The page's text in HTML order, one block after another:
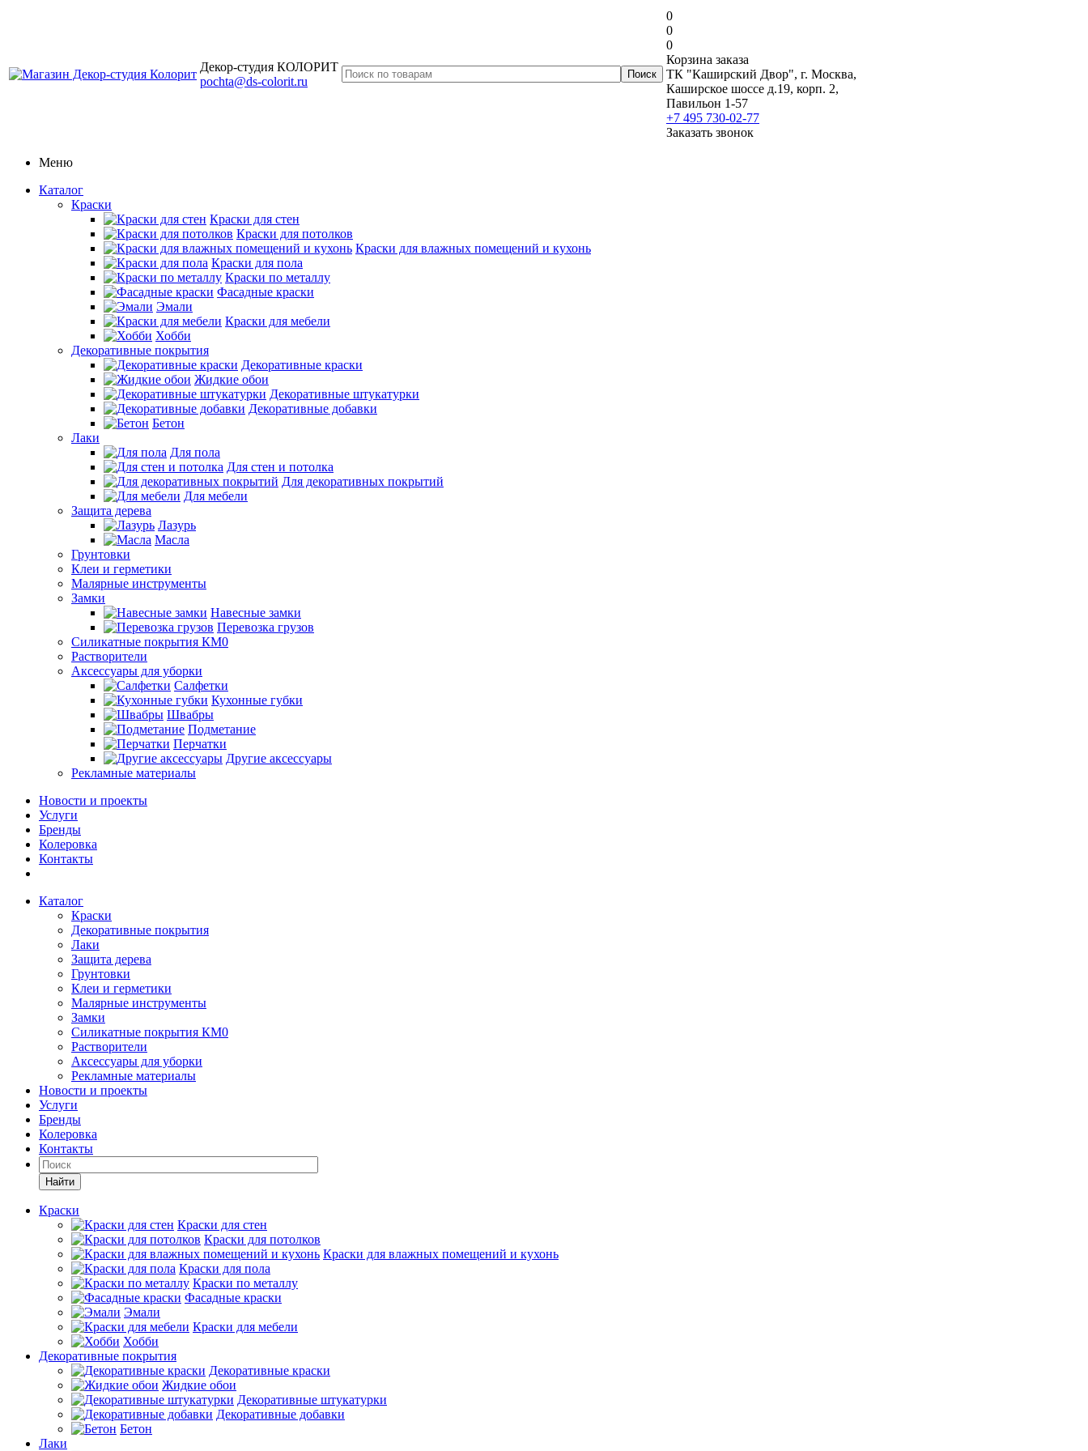
Декор-студия КОЛОРИТ
pochta@ds-colorit.ru
0
0
0
Корзина заказа
ТК "Каширский Двор", г. Москва,
Каширское шоссе д.19, корп. 2,
Павильон 1-57
+7 495 730-02-77
Заказать звонок
Меню
Каталог
Краски
Краски для стен
Краски для потолков
Краски для влажных помещений и кухонь
Краски для пола
Краски по металлу
Фасадные краски
Эмали
Краски для мебели
Хобби
Декоративные покрытия
Декоративные краски
Жидкие обои
Декоративные штукатурки
Декоративные добавки
Бетон
Лаки
Для пола
Для стен и потолка
Для декоративных покрытий
Для мебели
Защита дерева
Лазурь
Масла
Грунтовки
Клеи и герметики
Малярные инструменты
Замки
Навесные замки
Перевозка грузов
Силикатные покрытия КМ0
Растворители
Аксессуары для уборки
Салфетки
Кухонные губки
Швабры
Подметание
Перчатки
Другие аксессуары
Рекламные материалы
Новости и проекты
Услуги
Бренды
Колеровка
Контакты
Каталог
Краски
Декоративные покрытия
Лаки
Защита дерева
Грунтовки
Клеи и герметики
Малярные инструменты
Замки
Силикатные покрытия КМ0
Растворители
Аксессуары для уборки
Рекламные материалы
Новости и проекты
Услуги
Бренды
Колеровка
Контакты
Найти
Краски
Краски для стен
Краски для потолков
Краски для влажных помещений и кухонь
Краски для пола
Краски по металлу
Фасадные краски
Эмали
Краски для мебели
Хобби
Декоративные покрытия
Декоративные краски
Жидкие обои
Декоративные штукатурки
Декоративные добавки
Бетон
Лаки